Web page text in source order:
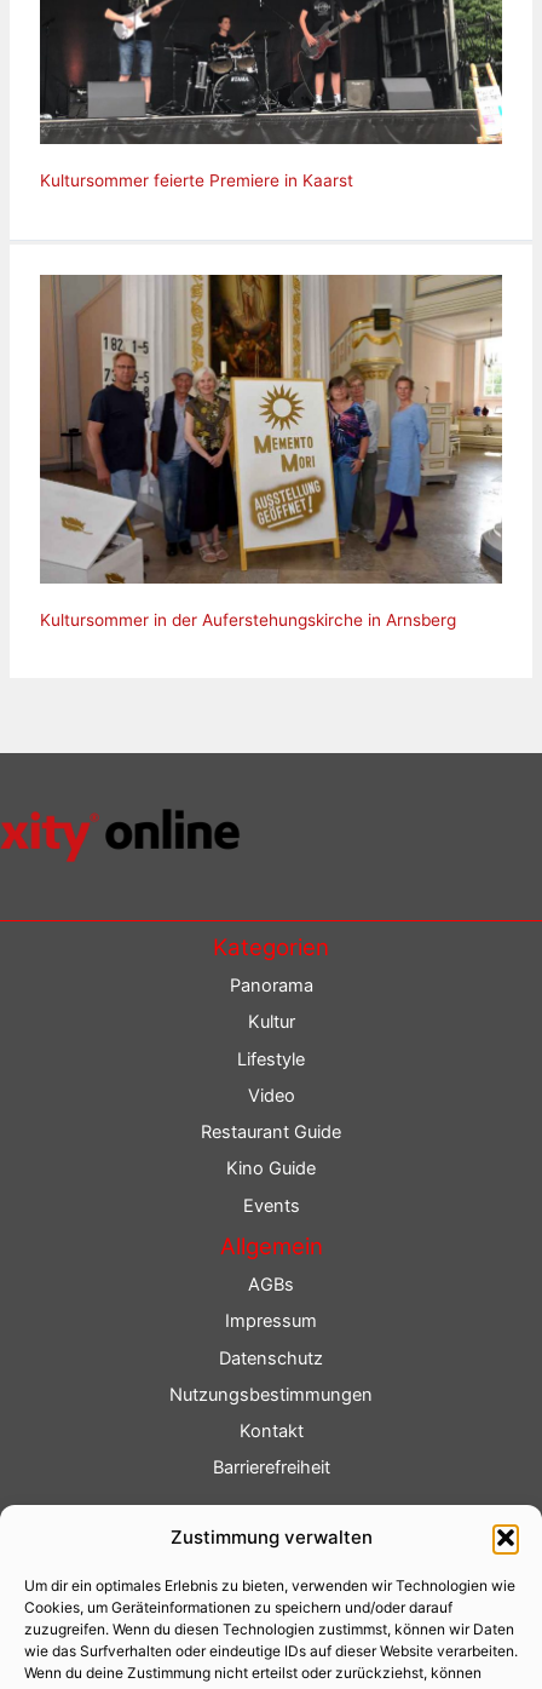
Zustimmung verwalten
Um dir ein optimales Erlebnis zu bieten, verwenden wir Technologien wie
Cookies, um Geräteinformationen zu speichern und/oder darauf
zuzugreifen. Wenn du diesen Technologien zustimmst, können wir Daten
wie das Surfverhalten oder eindeutige IDs auf dieser Website verarbeiten.
Wenn du deine Zustimmung nicht erteilst oder zurückziehst, können
Kultursommer feierte Premiere in Kaarst
Kultursommer in der Auferstehungskirche in Arnsberg
Kategorien
Panorama
Kultur
Lifestyle
Video
Restaurant Guide
Kino Guide
Events
Allgemein
AGBs
Impressum
Datenschutz
Nutzungsbestimmungen
Kontakt
Barrierefreiheit
Fotoservice
Videoservice
Werbung
Contenterstellung